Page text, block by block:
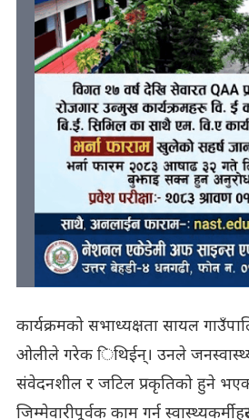
कार्यक्रमको सभाध्यक्षता सायल
ओलीले गरेक िथिईन्। उनले
संवेदनशील र जटिल प्रकृतिको हुने
जिम्मेवारीपूर्वक काम गर्न